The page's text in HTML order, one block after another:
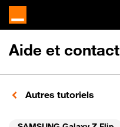
Aide et contact
Autres tutoriels